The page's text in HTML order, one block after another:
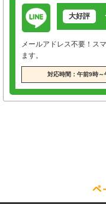
大好評
メールアドレス不要！ス
ます。
対応時間：午前9時～